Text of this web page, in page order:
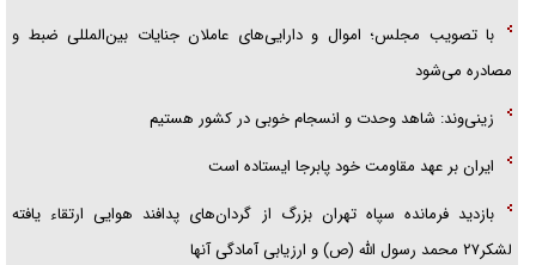
با تصویب مجلس؛ اموال و دارایی‌های عاملان جنایات بین‌المللی ضبط و
مصادره می‌شود
زینی‌وند: شاهد وحدت و انسجام خوبی در کشور هستیم
ایران بر عهد مقاومت خود پابرجا ایستاده است
بازدید فرمانده سپاه تهران بزرگ از گردان‌های پدافند هوایی ارتقاء یافته
لشکر۲۷ محمد رسول الله (ص) و ارزیابی آمادگی آنها